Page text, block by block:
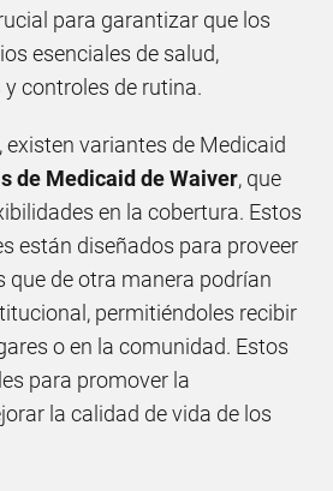
para garantizar que los
esenciales de salud,
controles de rutina.
existen variantes de Medicaid
de Medicaid de Waiver, que
en la cobertura. Estos
están diseñados para proveer
que de otra manera podrían
permitiéndoles recibir
o en la comunidad. Estos
para promover la
la calidad de vida de los